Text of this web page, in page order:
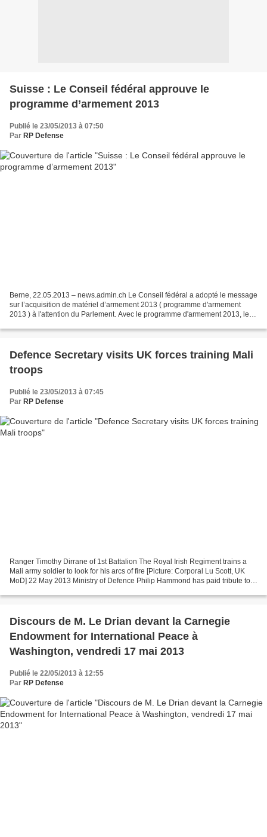
Suisse : Le Conseil fédéral approuve le
programme d’armement 2013
Publié le 23/05/2013 à 07:50
Par RP Defense
Berne, 22.05.2013 – news.admin.ch Le Conseil fédéral a adopté le message
sur l’acquisition de matériel d’armement 2013 ( programme d'armement
2013 ) à l'attention du Parlement. Avec le programme d'armement 2013, le
Defence Secretary visits UK forces training Mali
troops
Publié le 23/05/2013 à 07:45
Par RP Defense
Ranger Timothy Dirrane of 1st Battalion The Royal Irish Regiment trains a
Mali army soldier to look for his arcs of fire [Picture: Corporal Lu Scott, UK
MoD] 22 May 2013 Ministry of Defence Philip Hammond has paid tribute to
Discours de M. Le Drian devant la Carnegie
Endowment for International Peace à
Washington, vendredi 17 mai 2013
Publié le 22/05/2013 à 12:55
Par RP Defense